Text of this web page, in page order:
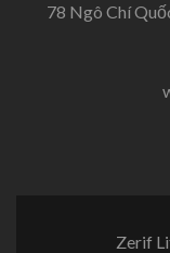
78 Ngô Chí
Zerif